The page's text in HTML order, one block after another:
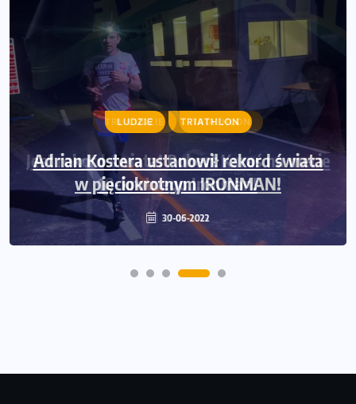
LUDZIE TRIATHLON
Adrian Kostera ustanowił rekord świata
w pięciokrotnym IRONMAN!
30-06-2022